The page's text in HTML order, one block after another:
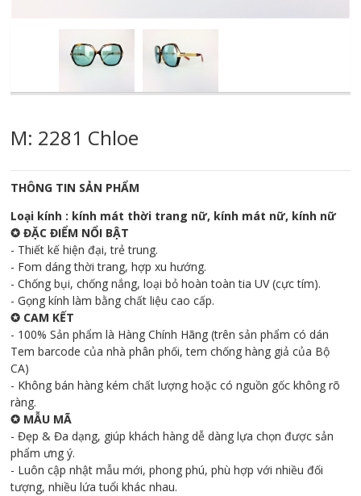
M: 2281 Chloe
THÔNG TIN SẢN PHẨM
Loại kính : kính mát thời trang nữ, kính mát nữ, kính nữ
✪ ĐẶC ĐIỂM NỔI BẬT
- Thiết kế hiện đại, trẻ trung.
- Fom dáng thời trang, hợp xu hướng.
- Chống bụi, chống nắng, loại bỏ hoàn toàn tia UV (cực tím).
- Gọng kính làm bằng chất liệu cao cấp.
✪ CAM KẾT
- 100% Sản phẩm là Hàng Chính Hãng (trên sản phẩm có dán
Tem barcode của nhà phân phối, tem chống hàng giả của Bộ
CA)
- Không bán hàng kém chất lượng hoặc có nguồn gốc không rõ
ràng.
✪ MẪU MÃ
- Đẹp & Đa dạng, giúp khách hàng dễ dàng lựa chọn được sản
phẩm ưng ý.
- Luôn cập nhật mẫu mới, phong phú, phù hợp với nhiều đối
tượng, nhiều lứa tuổi khác nhau.